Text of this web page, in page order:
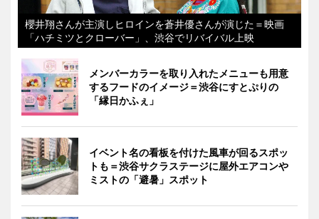
櫻井翔さんが主演しヒロインを蒼井優さんが演じた＝映画
「ハチミツとクローバー」、渋谷でリバイバル上映
メンバーカラーを取り入れたメニューも用意
するフードのイメージ＝渋谷にすとぷりの
「縁日かふぇ」
イベント名の看板を付けた風車が回るスポッ
トも＝渋谷サクラステージに屋外エアコンや
ミストの「避暑」スポット